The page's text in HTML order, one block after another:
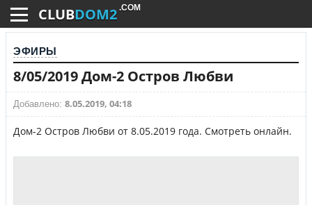
CLUBDOM2 .COM
ЭФИРЫ
8/05/2019 Дом-2 Остров Любви
Добавлено: 8.05.2019, 04:18
Дом-2 Остров Любви от 8.05.2019 года. Смотреть онлайн.